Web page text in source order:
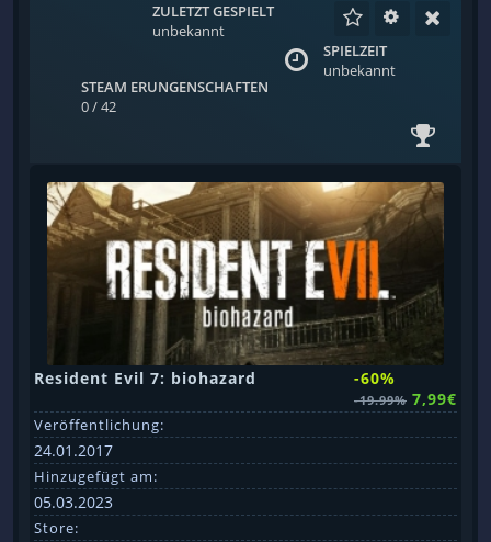
ZULETZT GESPIELT
unbekannt
SPIELZEIT
unbekannt
STEAM ERUNGENSCHAFTEN
0 / 42
Resident Evil 7: biohazard -60%
-19.99% 7,99€
Veröffentlichung:
24.01.2017
Hinzugefügt am:
05.03.2023
Store: